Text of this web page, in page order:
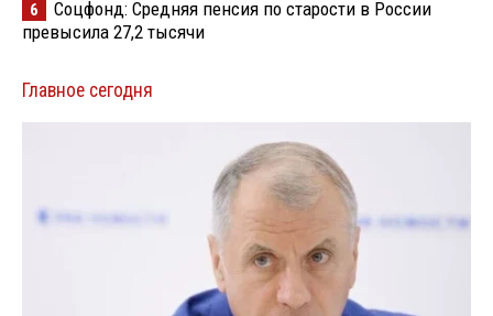
6
Соцфонд: Средняя пенсия по старости в России
превысила 27,2 тысячи
Главное сегодня